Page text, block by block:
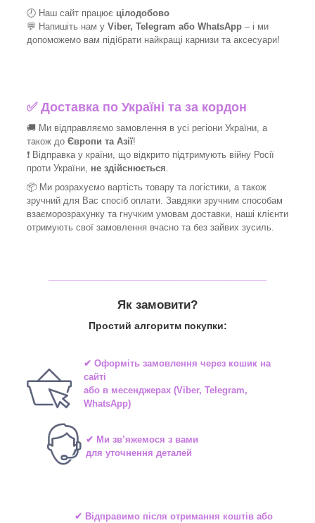
🕘 Наш сайт працює цілодобово
💬 Напишіть нам у Viber, Telegram або WhatsApp – і ми
допоможемо вам підібрати найкращі карнизи та аксесуари!
✅Доставка по Україні та за кордон
🚚 Ми відправляємо замовлення в усі регіони України, а
також до Європи та Азії!
❗ Відправка у країни, що відкрито підтримують війну Росії
проти України, не здійснюється
📦 Ми розрахуємо вартість товару та логістики, а також
зручний для Вас спосіб оплати. Завдяки зручним способам
взаєморозрахунку та гнучким умовам доставки, наші клієнти
отримують свої замовлення вчасно та без зайвих зусиль.
Як замовити?
Простий алгоритм покупки:
✔ Оформіть замовлення через кошик на
сайті
або в месенджерах(Viber, Telegram,
WhatsApp)
✔ Ми зв’яжемося з вами
для уточнення деталей
✔ Відправимо після отримання коштів або